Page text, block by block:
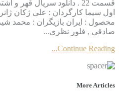
محصول : ایران بازیگران : محمد
صادقی , فلور نظری...
Continue Reading...
More Articles